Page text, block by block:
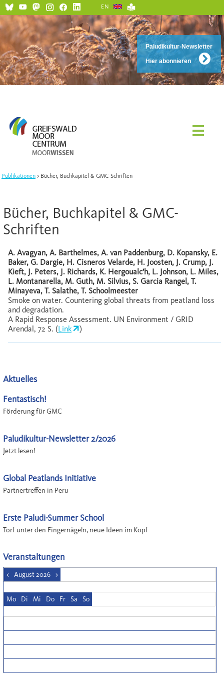
Paludikultur-Newsletter
Hier abonnieren
EN
Publikationen Bücher, Buchkapitel & GMC-Schriften
Bücher, Buchkapitel & GMC-
Schriften
A. Avagyan, A. Barthelmes, A. van Paddenburg, D. Kopansky, E.
Baker, G. Dargie, H. Cisneros Velarde, H. Joosten, J. Crump, J.
Kieft, J. Peters, J. Richards, K. Hergoualc’h, L. Johnson, L. Miles,
L. Montanarella, M. Guth, M. Silvius, S. Garcia Rangel, T.
Minayeva, T. Salathe, T. Schoolmeester
Smoke on water. Countering global threats from peatland loss
and degradation.
A Rapid Response Assessment. UN Environment / GRID
Arendal, 72 S. (Link )
Aktuelles
Fentastisch!
Förderung für GMC
Paludikultur-Newsletter 2/2026
Jetzt lesen!
Global Peatlands Initiative
Partnertreffen in Peru
Erste Paludi-Summer School
Torf unter den Fingernägeln, neue Ideen im Kopf
Veranstaltungen
< August 2026 >
Mo Di Mi Do Fr Sa So